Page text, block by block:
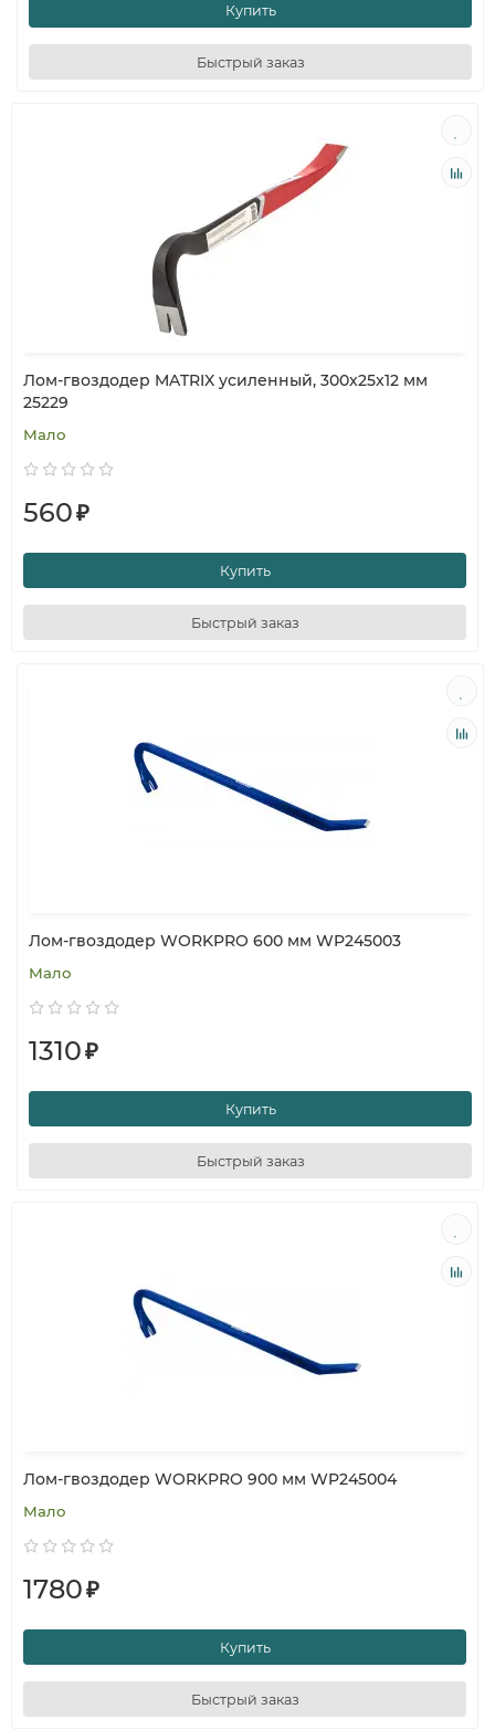
Купить
Быстрый заказ
Лом-гвоздодер MATRIX усиленный, 300x25x12 мм
25229
Мало
560₽
Купить
Быстрый заказ
Лом-гвоздодер WORKPRO 600 мм WP245003
Мало
1310₽
Купить
Быстрый заказ
Лом-гвоздодер WORKPRO 900 мм WP245004
Мало
1780₽
Купить
Быстрый заказ